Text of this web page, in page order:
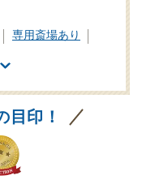
専用斎場あり
目印！